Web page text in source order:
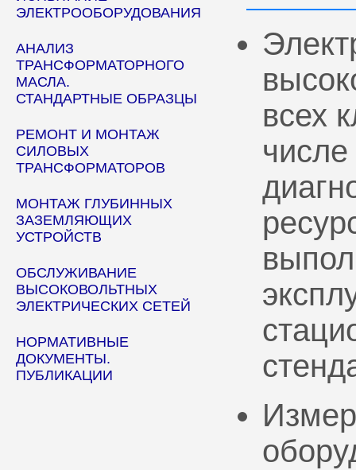
ЭЛЕКТРООБОРУДОВАНИЯ
АНАЛИЗ
ТРАНСФОРМАТОРНОГО
МАСЛА.
СТАНДАРТНЫЕ ОБРАЗЦЫ
РЕМОНТ И МОНТАЖ
СИЛОВЫХ
ТРАНСФОРМАТОРОВ
МОНТАЖ ГЛУБИННЫХ
ЗАЗЕМЛЯЮЩИХ
УСТРОЙСТВ
ОБСЛУЖИВАНИЕ
ВЫСОКОВОЛЬТНЫХ
ЭЛЕКТРИЧЕСКИХ СЕТЕЙ
НОРМАТИВНЫЕ
ДОКУМЕНТЫ.
ПУБЛИКАЦИИ
всех